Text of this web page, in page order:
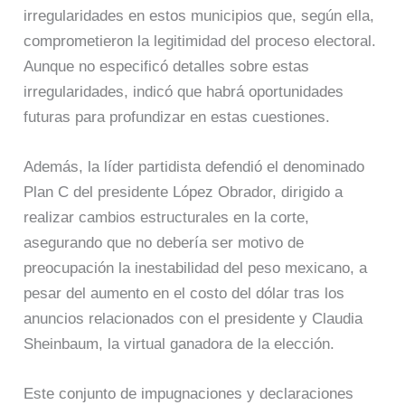
irregularidades en estos municipios que, según ella,
comprometieron la legitimidad del proceso electoral.
Aunque no especificó detalles sobre estas
irregularidades, indicó que habrá oportunidades
futuras para profundizar en estas cuestiones.
Además, la líder partidista defendió el denominado
Plan C del presidente López Obrador, dirigido a
realizar cambios estructurales en la corte,
asegurando que no debería ser motivo de
preocupación la inestabilidad del peso mexicano, a
pesar del aumento en el costo del dólar tras los
anuncios relacionados con el presidente y Claudia
Sheinbaum, la virtual ganadora de la elección.
Este conjunto de impugnaciones y declaraciones